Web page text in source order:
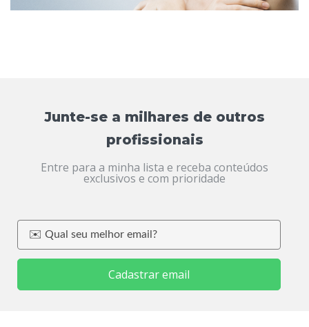
Junte-se a milhares de outros
profissionais
Entre para a minha lista e receba conteúdos
exclusivos e com prioridade
Cadastrar email